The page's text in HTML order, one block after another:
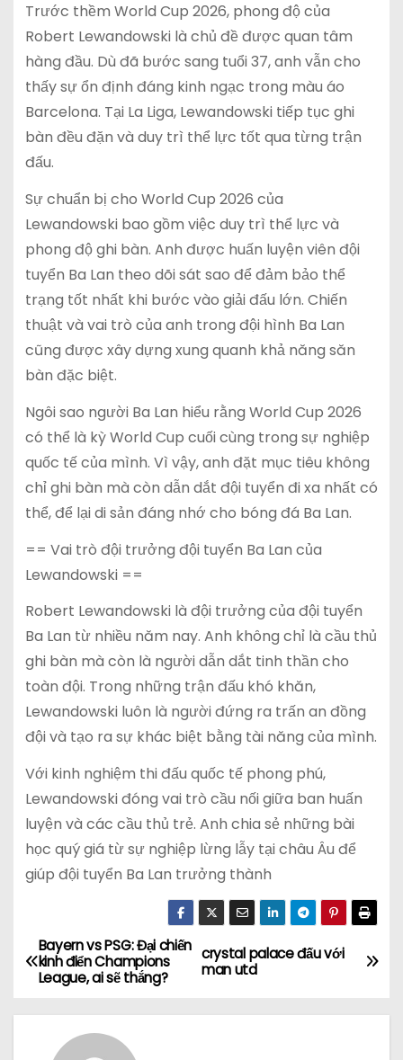
Trước thềm World Cup 2026, phong độ của
Robert Lewandowski là chủ đề được quan tâm
hàng đầu. Dù đã bước sang tuổi 37, anh vẫn cho
thấy sự ổn định đáng kinh ngạc trong màu áo
Barcelona. Tại La Liga, Lewandowski tiếp tục ghi
bàn đều đặn và duy trì thể lực tốt qua từng trận
đấu.
Sự chuẩn bị cho World Cup 2026 của
Lewandowski bao gồm việc duy trì thể lực và
phong độ ghi bàn. Anh được huấn luyện viên đội
tuyển Ba Lan theo dõi sát sao để đảm bảo thể
trạng tốt nhất khi bước vào giải đấu lớn. Chiến
thuật và vai trò của anh trong đội hình Ba Lan
cũng được xây dựng xung quanh khả năng săn
bàn đặc biệt.
Ngôi sao người Ba Lan hiểu rằng World Cup 2026
có thể là kỳ World Cup cuối cùng trong sự nghiệp
quốc tế của mình. Vì vậy, anh đặt mục tiêu không
chỉ ghi bàn mà còn dẫn dắt đội tuyển đi xa nhất có
thể, để lại di sản đáng nhớ cho bóng đá Ba Lan.
== Vai trò đội trưởng đội tuyển Ba Lan của
Lewandowski ==
Robert Lewandowski là đội trưởng của đội tuyển
Ba Lan từ nhiều năm nay. Anh không chỉ là cầu thủ
ghi bàn mà còn là người dẫn dắt tinh thần cho
toàn đội. Trong những trận đấu khó khăn,
Lewandowski luôn là người đứng ra trấn an đồng
đội và tạo ra sự khác biệt bằng tài năng của mình.
Với kinh nghiệm thi đấu quốc tế phong phú,
Lewandowski đóng vai trò cầu nối giữa ban huấn
luyện và các cầu thủ trẻ. Anh chia sẻ những bài
học quý giá từ sự nghiệp lừng lẫy tại châu Âu để
giúp đội tuyển Ba Lan trưởng thành
Đ
crystal palace đấu với
man utd
Bayern vs PSG: Đại chiến
kinh điển Champions
League, ai sẽ thắng?